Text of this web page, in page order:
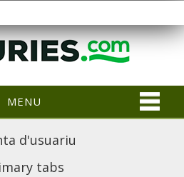
MENU
d'usuariu
tabs